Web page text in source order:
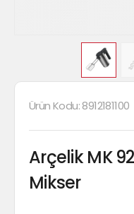
Ürün Kodu:8912181100
Arçelik MK
Mikser